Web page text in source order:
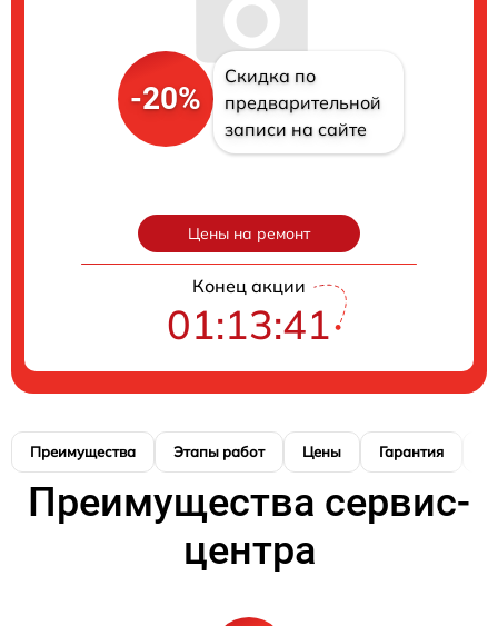
-20%
Скидка по
предварительной
записи на сайте
Цены на ремонт
Конец акции
01:13:40
Преимущества Этапы работ Цены Гарантия
Преимущества сервис-
центра